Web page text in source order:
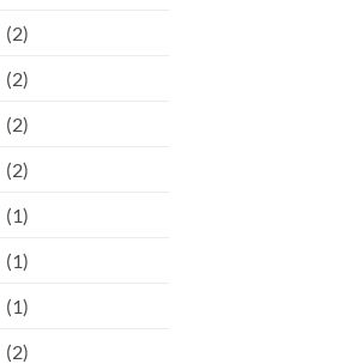
(2)
(2)
(2)
(2)
(1)
(1)
(1)
(2)